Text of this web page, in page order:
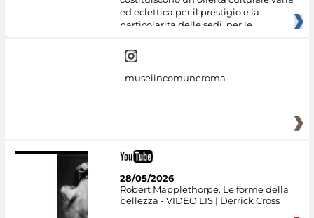
ed eclettica per il prestigio e la
particolarità delle sedi, per le
museiincomuneroma
28/05/2026
Robert Mapplethorpe. Le forme della
bellezza - VIDEO LIS | Derrick Cross